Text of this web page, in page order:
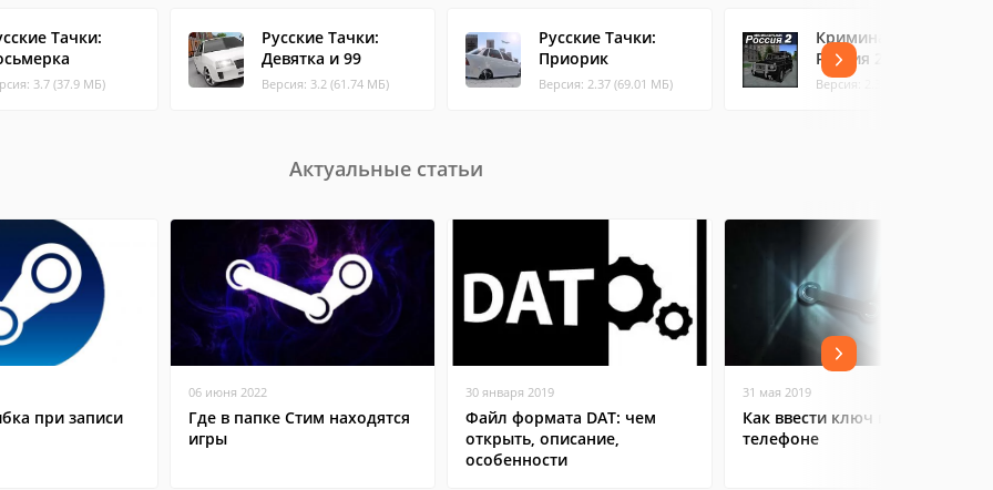
Тачки:
3.7 (37.9 МБ)
Русские Тачки:
Девятка и 99
Версия: 3.2 (61.74 МБ)
Русские Тачки:
Приорик
Версия: 2.37 (69.01 МБ)
Криминальная
Россия 2 3D
Версия: 2.3 (92.37 МБ)
Актуальные статьи
при записи
06 июня 2022
Где в папке Стим находятся
игры
30 января 2019
Файл формата DAT: чем
открыть, описание,
особенности
31 мая 2019
Как ввести ключ в Steam на
телефоне